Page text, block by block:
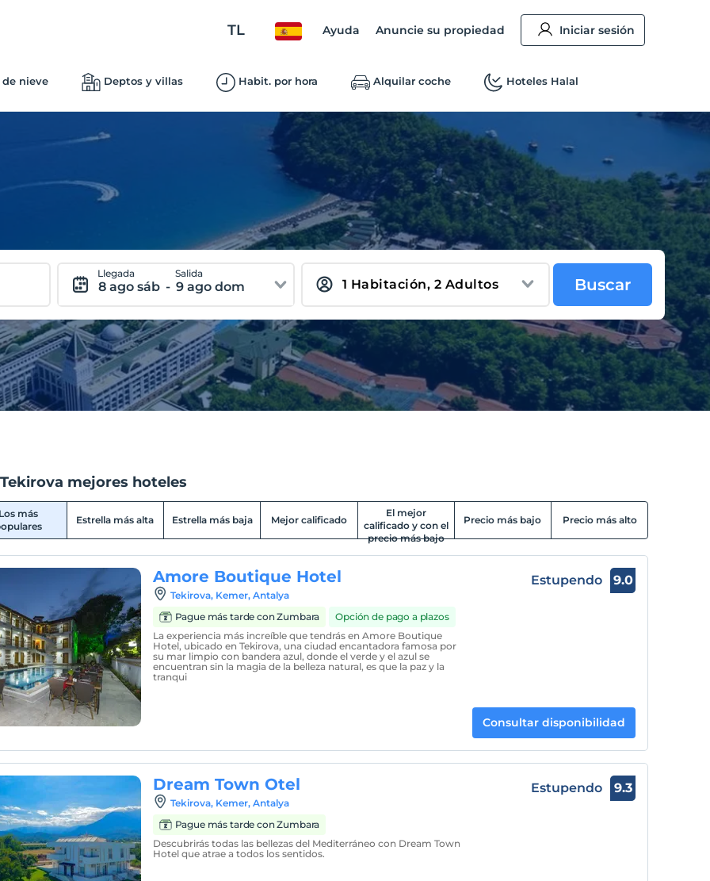
TL Ayuda Anuncie su propiedad Iniciar sesión
nieve Deptos y villas Habit. por hora Alquilar coche Hoteles Halal
Llegada
8 ago sáb -
Salida
9 ago dom Buscar
mejores hoteles
Los más
Estrella más alta Estrella más baja Mejor calificado
El mejor
calificado y con el
precio más bajo
Precio más bajo Precio más alto
Amore Boutique Hotel
Tekirova, Kemer, Antalya
Pague más tarde con Zumbara
Opción de pago a plazos
La experiencia más increíble que tendrás en Amore Boutique
Hotel, ubicado en Tekirova, una ciudad encantadora famosa por
su mar limpio con bandera azul, donde el verde y el azul se
encuentran sin la magia de la belleza natural, es que la paz y la
tranqui
Estupendo 9.0
Consultar disponibilidad
Dream Town Otel
Tekirova, Kemer, Antalya
Pague más tarde con Zumbara
Descubrirás todas las bellezas del Mediterráneo con Dream Town
Hotel que atrae a todos los sentidos.
Estupendo 9.3